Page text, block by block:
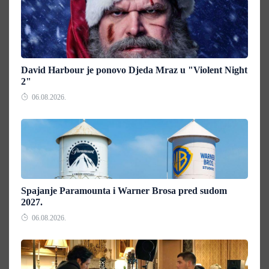
David Harbour je ponovo Djeda Mraz u "Violent Night
2"
06.08.2026.
Spajanje Paramounta i Warner Brosa pred sudom
2027.
06.08.2026.